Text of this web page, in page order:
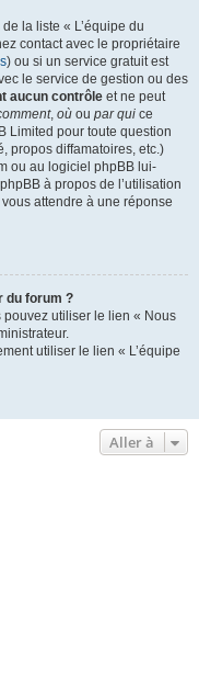
la liste « L’équipe du
contact avec le propriétaire
) ou si un service gratuit est
le service de gestion ou des
aucun contrôle et ne peut
, où ou par qui ce
Limited pour toute question
propos diffamatoires, etc.)
ou au logiciel phpBB lui-
à propos de l’utilisation
attendre à une réponse
du forum ?
pouvez utiliser le lien « Nous
utiliser le lien « L’équipe
Aller à